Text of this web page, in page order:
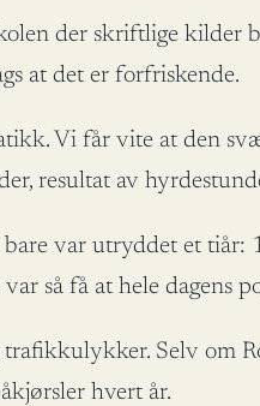
der skriftlige
at det er forfriskende.
Vi får vite at den
resultat av
var utryddet et tiår:
så få at hele dagens
Selv om
hvert år.